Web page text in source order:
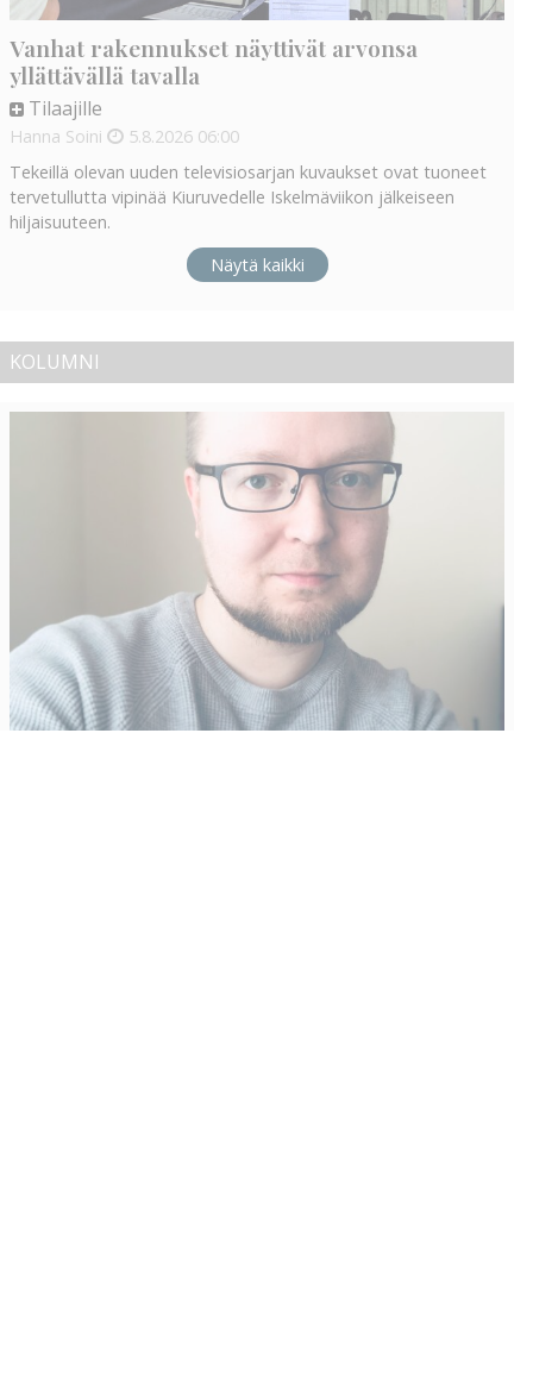
Vanhat rakennukset näyttivät arvonsa
yllättävällä tavalla
Tilaajille
Hanna Soini 5.8.2026 06:00
Tekeillä olevan uuden televisiosarjan kuvaukset ovat tuoneet
tervetullutta vipinää Kiuruvedelle Iskelmäviikon jälkeiseen
hiljaisuuteen.
Näytä kaikki
KOLUMNI